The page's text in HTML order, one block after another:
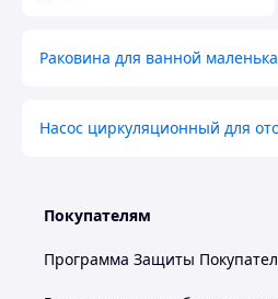
Раковина для ванной
Насос циркуляционный для
Покупателям
Программа Защиты